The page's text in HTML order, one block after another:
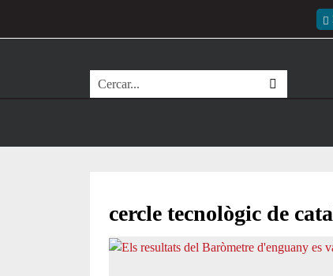
Cerca
cercle tecnològic de